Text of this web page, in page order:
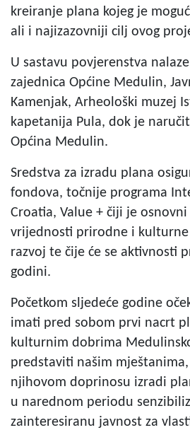
kreiranje plana kojeg je
ali i najizazovniji cilj ovog
U sastavu povjerenstva
zajednica Općine Medulin,
Kamenjak, Arheološki muzej
kapetanija Pula, dok je
Općina Medulin.
Sredstva za izradu plana
fondova, točnije programa
Croatia, Value + čiji je
vrijednosti prirodne i
razvoj te čije će se aktivnosti
godini.
Početkom sljedeće godine
imati pred sobom prvi nacrt
kulturnim dobrima
predstaviti našim
njihovom doprinosu izradi
u narednom periodu
zainteresiranu javnost za